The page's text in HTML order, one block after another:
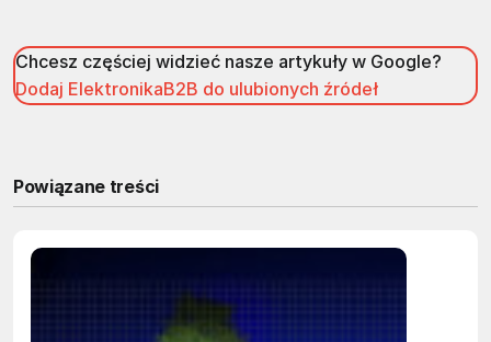
Chcesz częściej widzieć nasze artykuły w Google?
Dodaj ElektronikaB2B do ulubionych źródeł
Powiązane treści